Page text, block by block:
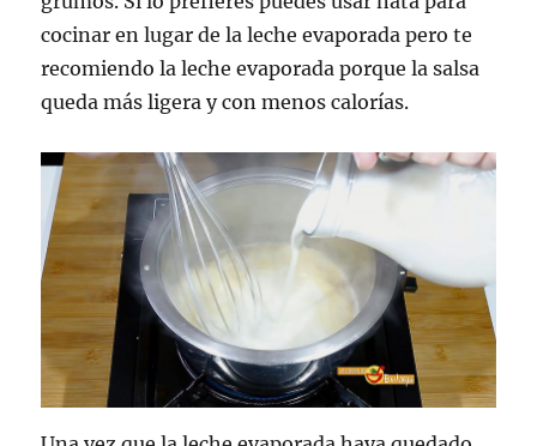
cocinar en lugar de la leche evaporada pero te
recomiendo la leche evaporada porque la salsa
queda más ligera y con menos calorías.